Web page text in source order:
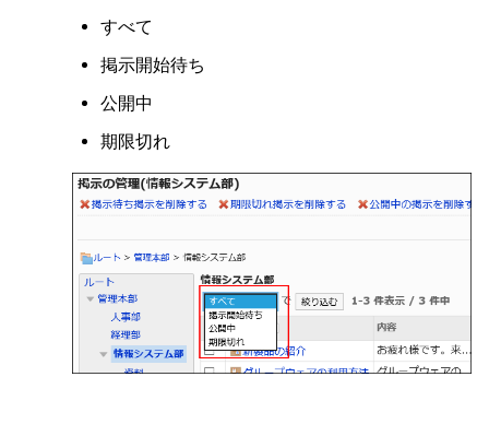
すべて
掲示開始待ち
公開中
期限切れ